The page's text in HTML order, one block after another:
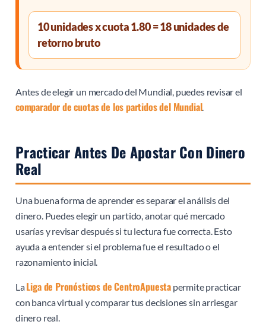
10 unidades x cuota 1.80 = 18 unidades de
retorno bruto
Antes de elegir un mercado del Mundial, puedes revisar el
comparador de cuotas de los partidos del Mundial.
Practicar Antes De Apostar Con Dinero
Real
Una buena forma de aprender es separar el análisis del
dinero. Puedes elegir un partido, anotar qué mercado
usarías y revisar después si tu lectura fue correcta. Esto
ayuda a entender si el problema fue el resultado o el
razonamiento inicial.
LaLiga de Pronósticos de CentroApuesta permite practicar
con banca virtual y comparar tus decisiones sin arriesgar
dinero real.